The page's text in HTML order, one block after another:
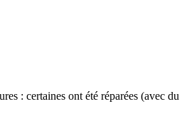
: certaines ont été réparées